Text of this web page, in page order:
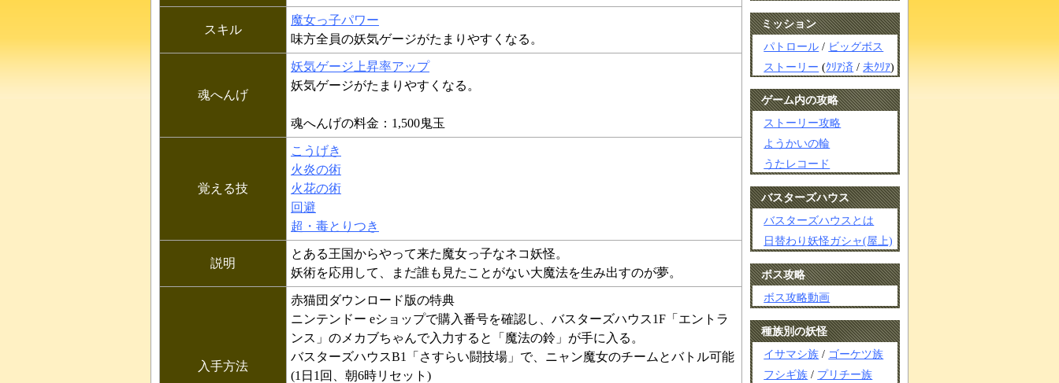
スキル
魔女っ子パワー
味方全員の妖気ゲージがたまりやすくなる。
魂へんげ
妖気ゲージ上昇率アップ
妖気ゲージがたまりやすくなる。
魂へんげの料金：1,500鬼玉
覚える技
こうげき
火炎の術
火花の術
回避
超・毒とりつき
説明
とある王国からやって来た魔女っ子なネコ妖怪。
妖術を応用して、まだ誰も見たことがない大魔法を生み出すのが夢。
入手方法
赤猫団ダウンロード版の特典
ニンテンドー eショップで購入番号を確認し、バスターズハウス1F「エントラ
ンス」のメカブちゃんで入力すると「魔法の鈴」が手に入る。
バスターズハウスB1「さすらい闘技場」で、ニャン魔女のチームとバトル可能
(1日1回、朝6時リセット)
ミッション
パトロール / ビッグボス
ストーリー (ｸﾘｱ済 /未ｸﾘｱ)
ゲーム内の攻略
ストーリー攻略
ようかいの輪
うたレコード
バスターズハウス
バスターズハウスとは
日替わり妖怪ガシャ(屋上)
ボス攻略
ボス攻略動画
種族別の妖怪
イサマシ族 / ゴーケツ族
フシギ族 / プリチー族